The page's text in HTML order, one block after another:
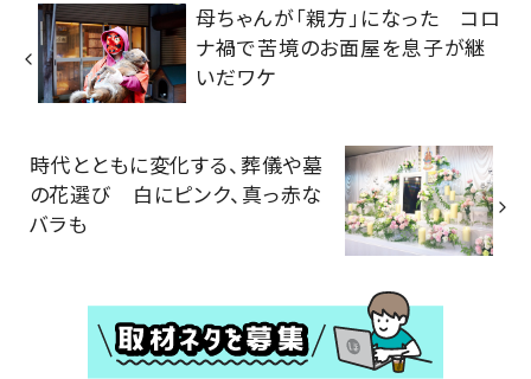
母ちゃんが「親方」になった コロ
ナ禍で苦境のお面屋を息子が継
いだワケ
時代とともに変化する、葬儀や墓
の花選び 白にピンク、真っ赤な
バラも